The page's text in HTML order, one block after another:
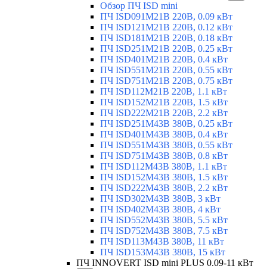
Обзор ПЧ ISD mini
ПЧ ISD091M21B 220В, 0.09 кВт
ПЧ ISD121M21B 220В, 0.12 кВт
ПЧ ISD181M21B 220В, 0.18 кВт
ПЧ ISD251M21B 220В, 0.25 кВт
ПЧ ISD401M21B 220В, 0.4 кВт
ПЧ ISD551M21B 220В, 0.55 кВт
ПЧ ISD751M21B 220В, 0.75 кВт
ПЧ ISD112M21B 220В, 1.1 кВт
ПЧ ISD152M21B 220В, 1.5 кВт
ПЧ ISD222M21B 220В, 2.2 кВт
ПЧ ISD251M43B 380В, 0.25 кВт
ПЧ ISD401M43B 380В, 0.4 кВт
ПЧ ISD551M43B 380В, 0.55 кВт
ПЧ ISD751M43B 380В, 0.8 кВт
ПЧ ISD112M43B 380В, 1.1 кВт
ПЧ ISD152M43B 380В, 1.5 кВт
ПЧ ISD222M43B 380В, 2.2 кВт
ПЧ ISD302M43B 380В, 3 кВт
ПЧ ISD402M43B 380В, 4 кВт
ПЧ ISD552M43B 380В, 5.5 кВт
ПЧ ISD752M43B 380В, 7.5 кВт
ПЧ ISD113M43B 380В, 11 кВт
ПЧ ISD153M43B 380В, 15 кВт
ПЧ INNOVERT ISD mini PLUS 0.09-11 кВт